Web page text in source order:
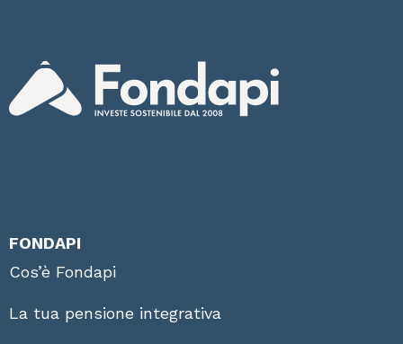
FONDAPI
Cos’è Fondapi
La tua pensione integrativa